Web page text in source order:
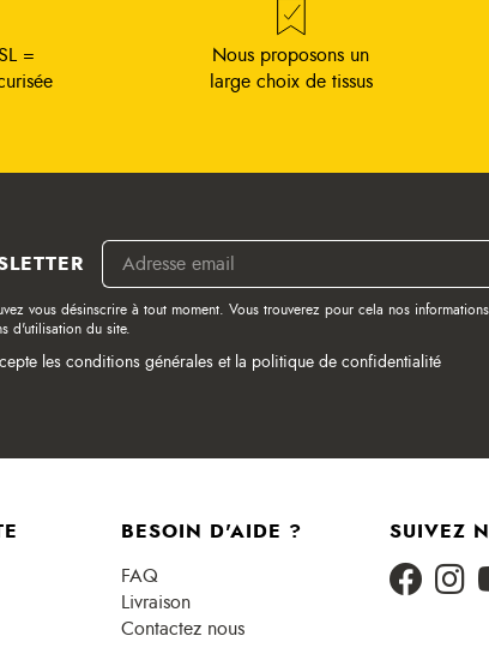
=
Nous proposons un
large choix de tissus
vous désinscrire à tout moment. Vous trouverez pour cela nos
d'utilisation du site.
les conditions générales et la politique de confidentialité
BESOIN D'AIDE ?
FAQ
Livraison
Contactez nous
SUIVEZ